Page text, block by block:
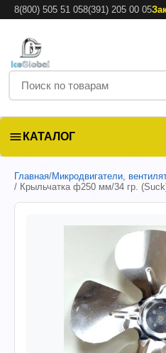
8(800) 505 51 058(391) 205 00 05
КАТАЛОГ
Главная/Микродвигатели,
/ Крыльчатка ф250 мм/34 гр.